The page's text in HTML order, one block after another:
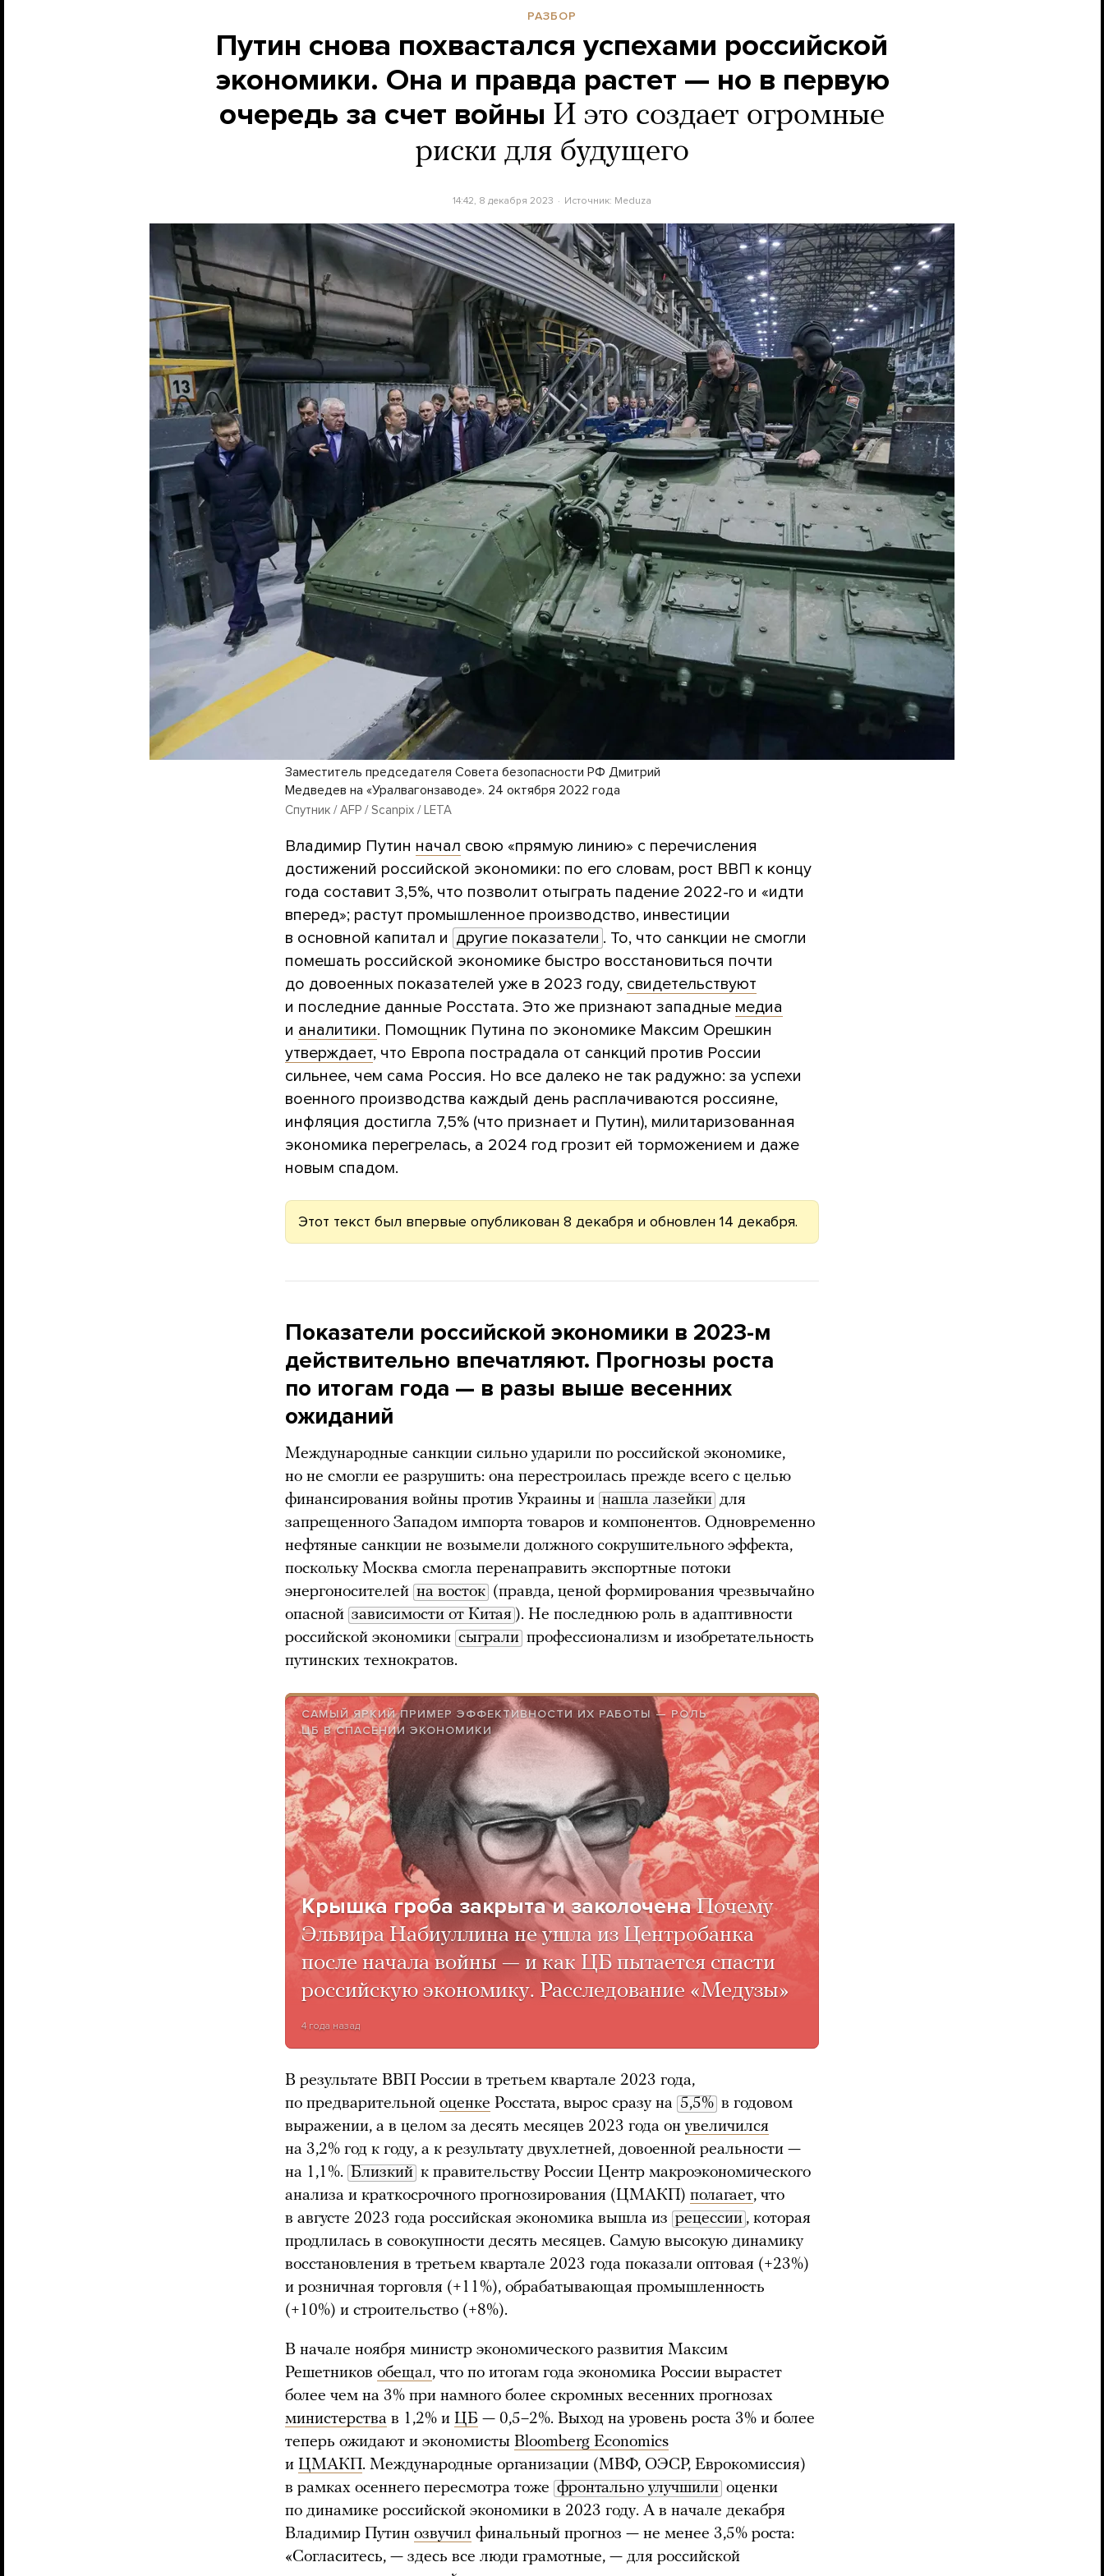
РАЗБОР
Путин снова похвастался успехами российской
экономики. Она и правда растет — но в первую
очередь за счет войны И это создает огромные
риски для будущего
14:42, 8 декабря 2023 Источник: Meduza
Заместитель председателя Совета безопасности РФ Дмитрий
Медведев на «Уралвагонзаводе». 24 октября 2022 года
Спутник / AFP / Scanpix / LETA
Владимир Путин начал свою «прямую линию» с перечисления
достижений российской экономики: по его словам, рост ВВП к концу
года составит 3,5%, что позволит отыграть падение 2022-го и «идти
вперед»; растут промышленное производство, инвестиции
в основной капитал и другие показатели . То, что санкции не смогли
помешать российской экономике быстро восстановиться почти
до довоенных показателей уже в 2023 году, свидетельствуют
и последние данные Росстата. Это же признают западные медиа
и аналитики. Помощник Путина по экономике Максим Орешкин
утверждает, что Европа пострадала от санкций против России
сильнее, чем сама Россия. Но все далеко не так радужно: за успехи
военного производства каждый день расплачиваются россияне,
инфляция достигла 7,5% (что признает и Путин), милитаризованная
экономика перегрелась, а 2024 год грозит ей торможением и даже
новым спадом.
Этот текст был впервые опубликован 8 декабря и обновлен 14 декабря.
Показатели российской экономики в 2023-м
действительно впечатляют. Прогнозы роста
по итогам года — в разы выше весенних
ожиданий
Международные санкции сильно ударили по российской экономике,
но не смогли ее разрушить: она перестроилась прежде всего с целью
финансирования войны против Украины и нашла лазейки для
запрещенного Западом импорта товаров и компонентов. Одновременно
нефтяные санкции не возымели должного сокрушительного эффекта,
поскольку Москва смогла перенаправить экспортные потоки
энергоносителей на восток (правда, ценой формирования чрезвычайно
опасной зависимости от Китая ). Не последнюю роль в адаптивности
российской экономики сыграли профессионализм и изобретательность
путинских технократов.
САМЫЙ ЯРКИЙ ПРИМЕР ЭФФЕКТИВНОСТИ ИХ РАБОТЫ — РОЛЬ
ЦБ В СПАСЕНИИ ЭКОНОМИКИ
Крышка гроба закрыта и заколочена Почему
Эльвира Набиуллина не ушла из Центробанка
после начала войны — и как ЦБ пытается спасти
российскую экономику. Расследование «Медузы»
4 года назад
В результате ВВП России в третьем квартале 2023 года,
по предварительной оценке Росстата, вырос сразу на 5,5% в годовом
выражении, а в целом за десять месяцев 2023 года он увеличился
на 3,2% год к году, а к результату двухлетней, довоенной реальности —
на 1,1%. Близкий к правительству России Центр макроэкономического
анализа и краткосрочного прогнозирования (ЦМАКП) полагает, что
в августе 2023 года российская экономика вышла из рецессии , которая
продлилась в совокупности десять месяцев. Самую высокую динамику
восстановления в третьем квартале 2023 года показали оптовая (+23%)
и розничная торговля (+11%), обрабатывающая промышленность
(+10%) и строительство (+8%).
В начале ноября министр экономического развития Максим
Решетников обещал, что по итогам года экономика России вырастет
более чем на 3% при намного более скромных весенних прогнозах
министерства в 1,2% и ЦБ — 0,5–2%. Выход на уровень роста 3% и более
теперь ожидают и экономисты Bloomberg Economics
и ЦМАКП. Международные организации (МВФ, ОЭСР, Еврокомиссия)
в рамках осеннего пересмотра тоже фронтально улучшили оценки
по динамике российской экономики в 2023 году. А в начале декабря
Владимир Путин озвучил финальный прогноз — не менее 3,5% роста:
«Согласитесь, — здесь все люди грамотные, — для российской